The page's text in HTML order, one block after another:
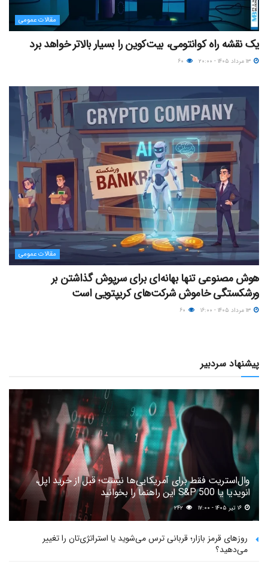
مقالات عمومی
یک نقشه راه کوانتومی، بیت‌کوین را بسیار بالاتر خواهد برد
مقالات عمومی
هوش مصنوعی تنها بهانه‌ای برای سرپوش گذاشتن بر
ورشکستگی خاموش شرکت‌های کریپتویی است
پیشنهاد سردبیر
وال‌استریت فقط برای آمریکایی‌ها نیست؛ قبل از خرید اپل،
انویدیا یا S&P 500 این راهنما را بخوانید
۲۴۲
روزهای قرمز بازار؛ قربانی ترس می‌شوید یا استراتژی‌تان را تغییر
می‌دهید؟